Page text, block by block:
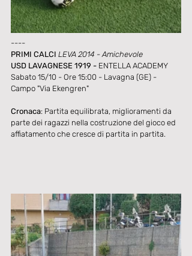
----
PRIMI CALCI LEVA 2014 - Amichevole
USD LAVAGNESE 1919 - ENTELLA ACADEMY
Sabato 15/10 - Ore 15:00 - Lavagna (GE) -
Campo "Via Ekengren"
Cronaca: Partita equilibrata, miglioramenti da
parte dei ragazzi nella costruzione del gioco ed
affiatamento che cresce di partita in partita.